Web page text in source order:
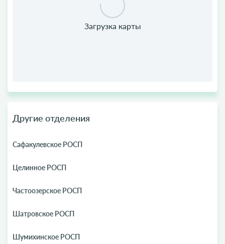
Другие отделения
Сафакулевское РОСП
Целинное РОСП
Частоозерское РОСП
Шатровское РОСП
Шумихинское РОСП